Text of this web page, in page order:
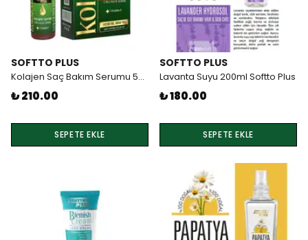
SOFTTO PLUS
Kolajen Saç Bakım Serumu 50ml Softto Plus
₺ 210.00
SEPETE EKLE
SOFTTO PLUS
Lavanta Suyu 200ml Softto Plus
₺ 180.00
SEPETE EKLE